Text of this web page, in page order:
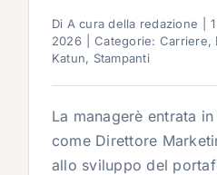
Di A cura della redazione
2026
Categorie: Carriere,
Katun, Stampanti
La managerè entrata
come Direttore
allo sviluppo del